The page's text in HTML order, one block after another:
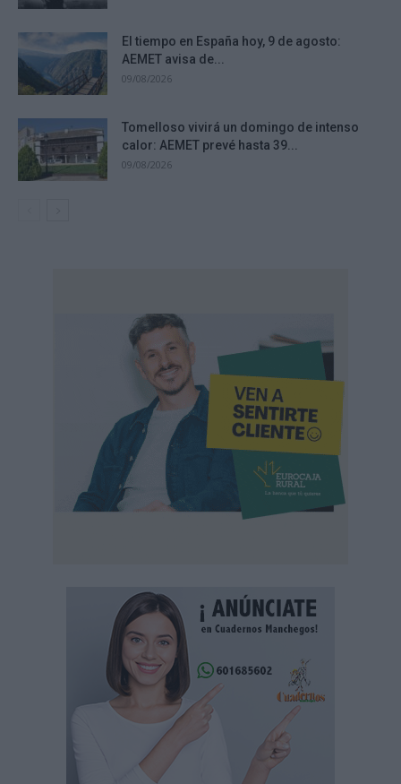
El tiempo en España hoy, 9 de agosto:
AEMET avisa de...
09/08/2026
Tomelloso vivirá un domingo de intenso
calor: AEMET prevé hasta 39...
09/08/2026